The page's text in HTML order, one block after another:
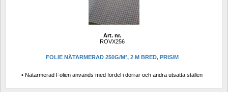
Art. nr.
ROVX256
FOLIE NÄTARMERAD 250G/M², 2 M BRED, PRIS/M
• Nätarmerad Folien används med fördel i dörrar och andra utsatta ställen